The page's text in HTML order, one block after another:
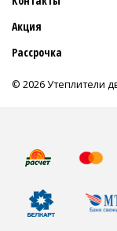
Акция
Рассрочка
© 2026 Утеплители